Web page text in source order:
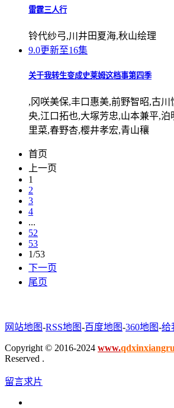
雷霆三人行
铃代纱弓,川井田夏海,秋山绘理
9.0更新至16集
关于我转生变成史莱姆这档事第四季
,冈咲美保,丰口惠美,前野智昭,古
央,江口拓也,大塚芳忠,山本兼平,泊
里菜,春野杏,樱井孝宏,青山穰
首页
上一页
1
2
3
4
...
52
53
1/53
下一页
尾页
网站地图-RSS地图-百度地图-360地图-给
Copyright © 2016-2024 www.
Reserved .
留言求片